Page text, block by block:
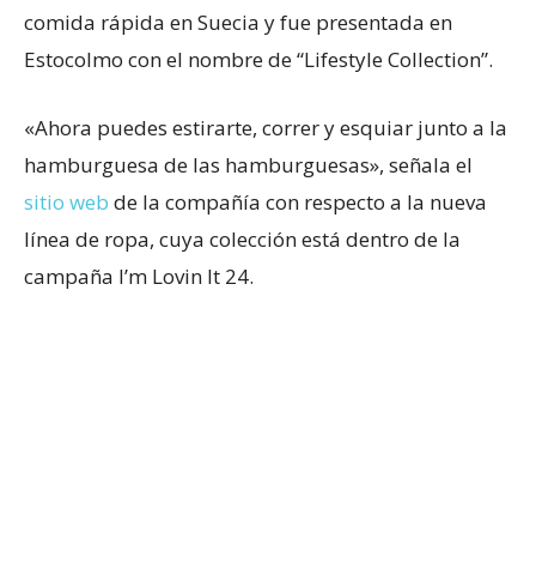
comida rápida en Suecia y fue presentada en
Estocolmo con el nombre de “Lifestyle Collection”.
«Ahora puedes estirarte, correr y esquiar junto a la
hamburguesa de las hamburguesas», señala el
sitio web de la compañía con respecto a la nueva
línea de ropa, cuya colección está dentro de la
campaña I’m Lovin It 24.